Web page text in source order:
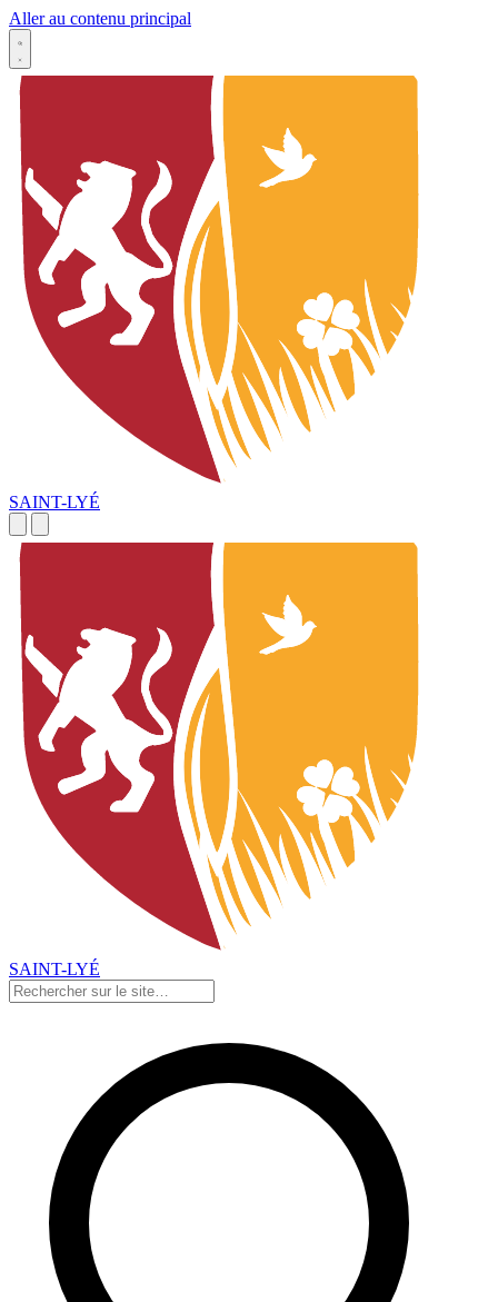
Aller au contenu principal
SAINT-LYÉ
Recherche avancée
SAINT-LYÉ